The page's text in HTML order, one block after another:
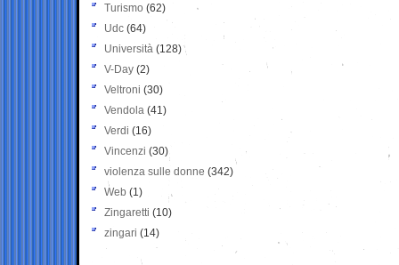
Turismo (62)
Udc (64)
Università (128)
V-Day (2)
Veltroni (30)
Vendola (41)
Verdi (16)
Vincenzi (30)
violenza sulle donne (342)
Web (1)
Zingaretti (10)
zingari (14)